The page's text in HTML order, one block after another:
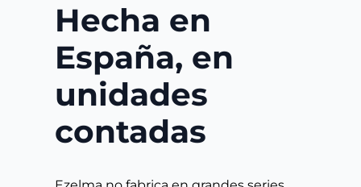
Hecha en
España, en
unidades
contadas